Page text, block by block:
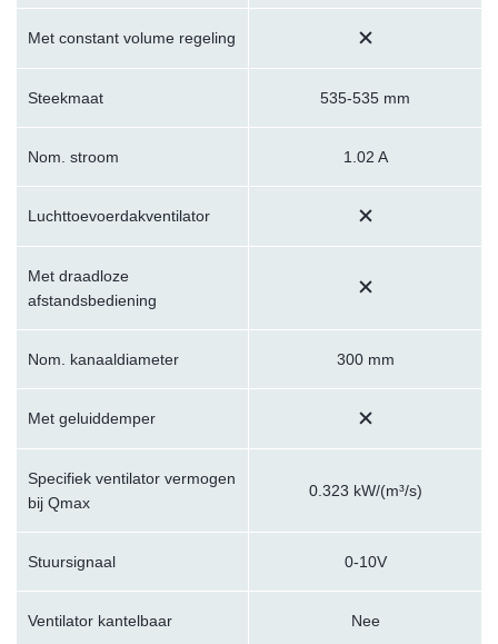
Met constant volume regeling
Steekmaat 535-535 mm
Nom. stroom 1.02 A
Luchttoevoerdakventilator
Met draadloze
afstandsbediening
Nom. kanaaldiameter 300 mm
Met geluiddemper
Specifiek ventilator vermogen
bij Qmax
0.323 kW/(m³/s)
Stuursignaal 0-10V
Ventilator kantelbaar Nee